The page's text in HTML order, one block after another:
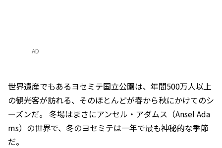
AD
世界遺産でもあるヨセミテ国立公園は、年間500万人以上
の観光客が訪れる、そのほとんどが春から秋にかけてのシ
ーズンだ。 冬場はまさにアンセル・アダムス（Ansel Ada
ms）の世界で、冬のヨセミテは一年で最も神秘的な季節
だ。